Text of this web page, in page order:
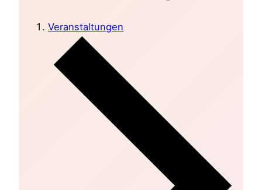
Veranstaltungen